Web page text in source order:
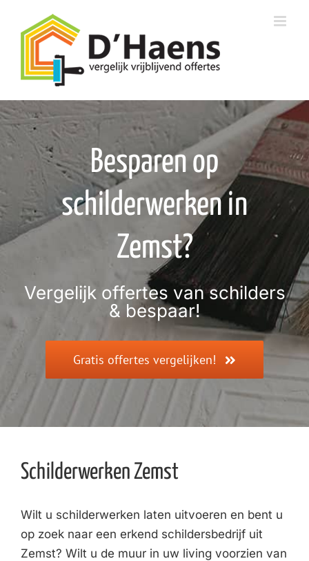
content
Besparen op
schilderwerken in
Zemst?
Vergelijk offertes van schilders
& bespaar!
Gratis offertes vergelijken!
Schilderwerken Zemst
Wilt u schilderwerken laten uitvoeren en bent u
op zoek naar een erkend schildersbedrijf uit
Zemst? Wilt u de muur in uw living voorzien van